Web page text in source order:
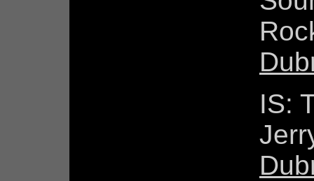
IS: